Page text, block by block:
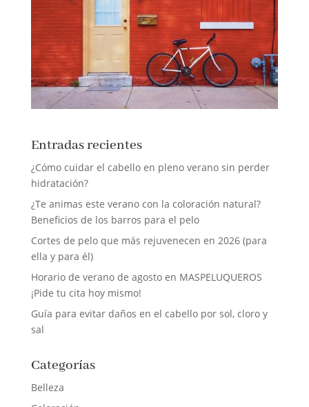
Entradas recientes
¿Cómo cuidar el cabello en pleno verano sin perder
hidratación?
¿Te animas este verano con la coloración natural?
Beneficios de los barros para el pelo
Cortes de pelo que más rejuvenecen en 2026 (para
ella y para él)
Horario de verano de agosto en MASPELUQUEROS
¡Pide tu cita hoy mismo!
Guía para evitar daños en el cabello por sol, cloro y
sal
Categorías
Belleza